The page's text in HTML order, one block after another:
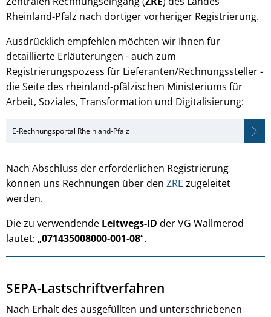
Rheinland-Pfalz nach dortiger vorheriger Registrierung.
Ausdrücklich empfehlen möchten wir Ihnen für
detaillierte Erläuterungen - auch zum
Registrierungspozess für Lieferanten/Rechnungssteller -
die Seite des rheinland-pfälzischen Ministeriums für
Arbeit, Soziales, Transformation und Digitalisierung:
E-Rechnungsportal Rheinland-Pfalz
Nach Abschluss der erforderlichen Registrierung
können uns Rechnungen über den ZRE zugeleitet
werden.
Die zu verwendende Leitwegs-ID der VG Wallmerod
lautet: „071435008000-001-08“.
SEPA-Lastschriftverfahren
Nach Erhalt des ausgefüllten und unterschriebenen